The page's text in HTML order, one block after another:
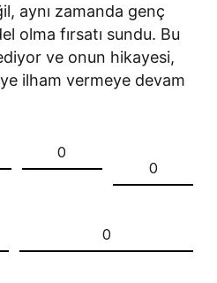
aynı zamanda genç
olma fırsatı sundu. Bu
ve onun hikayesi,
ilham vermeye devam
0
0
0